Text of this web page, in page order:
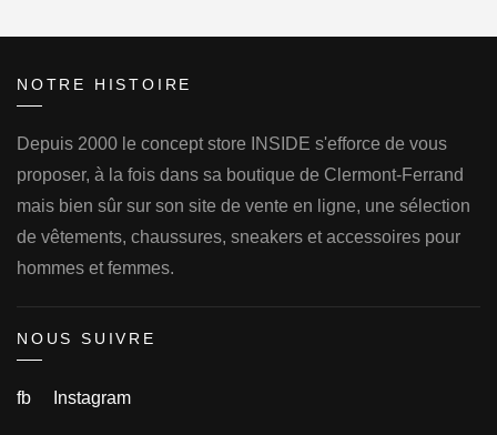
NOTRE HISTOIRE
Depuis 2000 le concept store INSIDE s'efforce de vous
proposer, à la fois dans sa boutique de Clermont-Ferrand
mais bien sûr sur son site de vente en ligne, une sélection
de vêtements, chaussures, sneakers et accessoires pour
hommes et femmes.
NOUS SUIVRE
fb Instagram